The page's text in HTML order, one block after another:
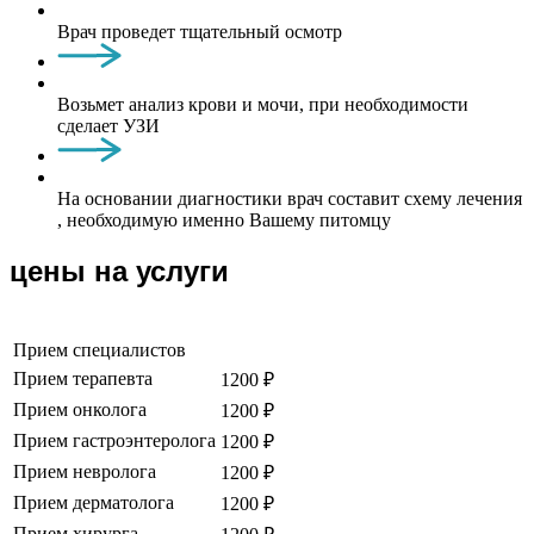
Врач проведет тщательный осмотр
Возьмет анализ крови и мочи, при необходимости
сделает УЗИ
На основании диагностики врач составит схему лечения
, необходимую именно Вашему питомцу
цены на услуги
Прием специалистов
Прием терапевта
1200 ₽
Прием онколога
1200 ₽
Прием гастроэнтеролога 1200 ₽
Прием невролога
1200 ₽
Прием дерматолога
1200 ₽